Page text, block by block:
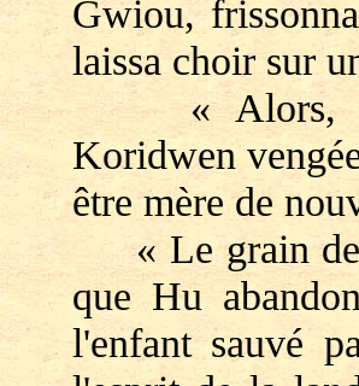
Gwiou,
laissa choir sur
« Alors, une
Koridwen
être mère de
« Le grain de
que Hu
l'enfant sauvé